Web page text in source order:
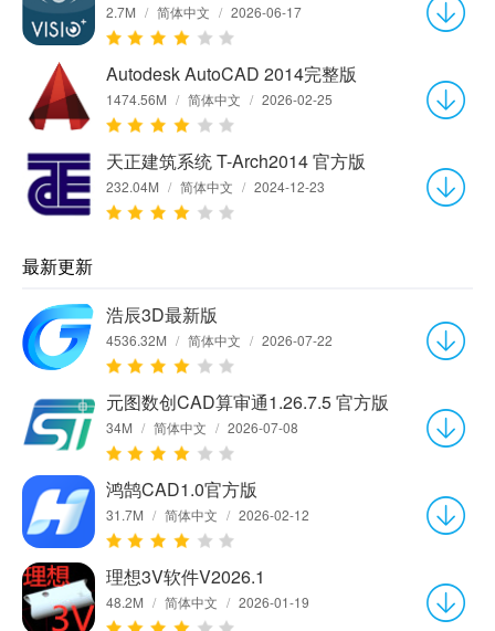
2.7M / 简体中文 / 2026-06-17
Autodesk AutoCAD 2014完整版
1474.56M / 简体中文 / 2026-02-25
天正建筑系统 T-Arch2014 官方版
232.04M / 简体中文 / 2024-12-23
最新更新
浩辰3D最新版
4536.32M / 简体中文 / 2026-07-22
元图数创CAD算审通1.26.7.5 官方版
34M / 简体中文 / 2026-07-08
鸿鹄CAD1.0官方版
31.7M / 简体中文 / 2026-02-12
理想3V软件V2026.1
48.2M / 简体中文 / 2026-01-19